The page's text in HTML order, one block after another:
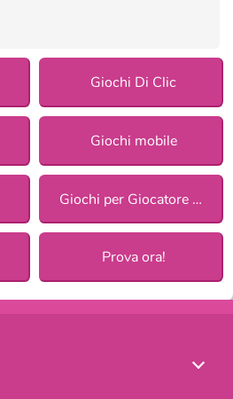
Giochi Di Clic
Giochi mobile
Giochi per Giocatore Singolo
Prova ora!